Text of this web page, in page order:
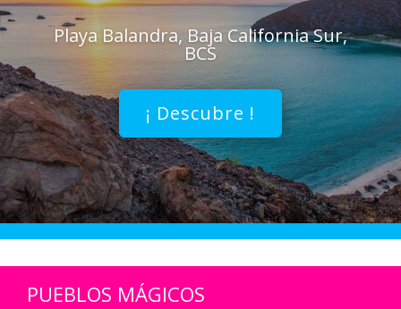
Playa Balandra, Baja California Sur,
BCS
¡ Descubre !
PUEBLOS MÁGICOS